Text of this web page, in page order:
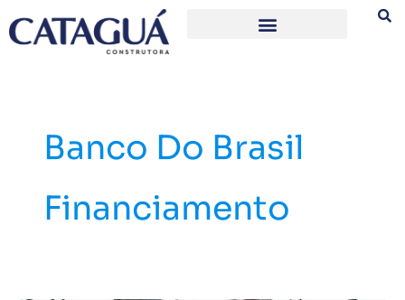
para
Banco Do Brasil
Financiamento